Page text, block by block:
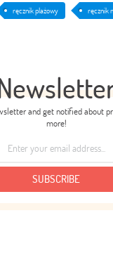
ręcznik plażowy
ręcznik
and get notified about
more!
SUBSCRIBE